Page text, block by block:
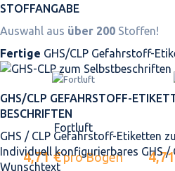
STOFFANGABE
Auswahl aus über 200 Stoffen!
Fertige GHS/CLP Gefahrstoff-
GHS/CLP GEFAHRSTOFF-
BESCHRIFTEN
GHS / CLP Gefahrstoff-Etiketten
Individuell konfigurierbares GHS
Wunschtext
Fortluft
4,71 €pro Bogen